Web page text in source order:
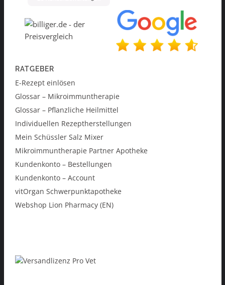
RATGEBER
E-Rezept einlösen
Glossar – Mikroimmuntherapie
Glossar – Pflanzliche Heilmittel
Individuellen Rezeptherstellungen
Mein Schüssler Salz Mixer
Mikroimmuntherapie Partner Apotheke
Kundenkonto – Bestellungen
Kundenkonto – Account
vitOrgan Schwerpunktapotheke
Webshop Lion Pharmacy (EN)